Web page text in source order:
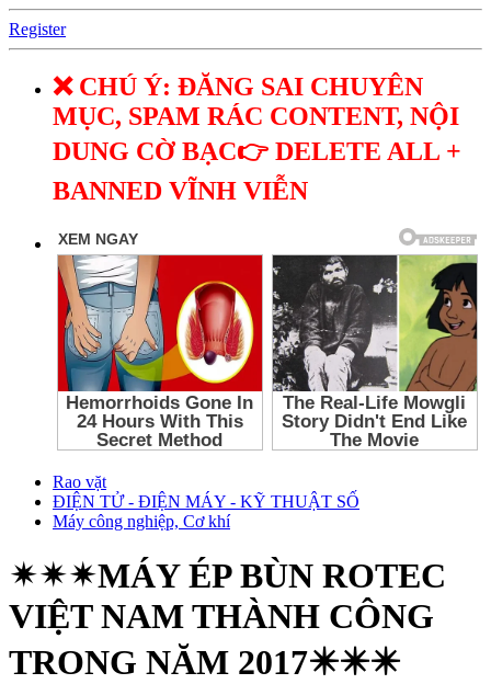
Register
❌ CHÚ Ý: ĐĂNG SAI CHUYÊN
MỤC, SPAM RÁC CONTENT, NỘI
DUNG CỜ BẠC👉 DELETE ALL +
BANNED VĨNH VIỄN
Rao vặt
ĐIỆN TỬ - ĐIỆN MÁY - KỸ THUẬT SỐ
Máy công nghiệp, Cơ khí
✴✴✴MÁY ÉP BÙN ROTEC
VIỆT NAM THÀNH CÔNG
TRONG NĂM 2017✴️✴️✴️